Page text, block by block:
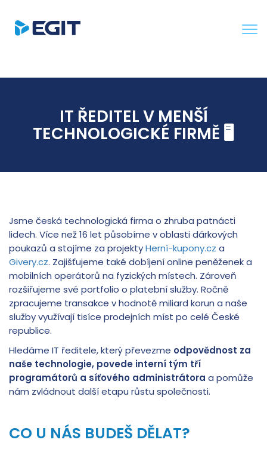
IT ŘEDITEL V MENŠÍ
TECHNOLOGICKÉ FIRMĚ 🖥️
Jsme česká technologická firma o zhruba patnácti
lidech. Více než 16 let působíme v oblasti dárkových
poukazů a stojíme za projektyHerní-kupony.cz a
Givery.cz. Zajišťujeme také dobíjení online peněženek a
mobilních operátorů na fyzických místech. Zároveň
rozšiřujeme své portfolio o platební služby. Ročně
zpracujeme transakce v hodnotě miliard korun a naše
služby využívají tisíce prodejních míst po celé České
republice.
Hledáme IT ředitele, který převezme odpovědnost za
naše technologie, povede interní tým tří
programátorů a síťového administrátora a pomůže
nám zvládnout další etapu růstu společnosti.
CO U NÁS BUDEŠ DĚLAT?